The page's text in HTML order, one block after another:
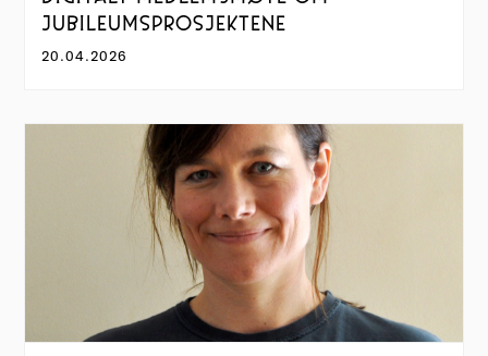
JUBILEUMSPROSJEKTENE
20.04.2026